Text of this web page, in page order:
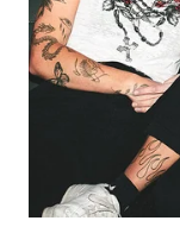
LABUHANBATU
WN
TAPANULI
WN DELI
SERDANG